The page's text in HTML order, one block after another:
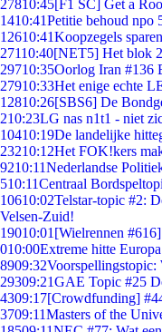
27810:45[F1 SC] Get a
1410:41Petitie behoud npo
12610:41Koopzegels
27110:40[NET5] Het blok
29710:35Oorlog Iran #136
27910:33Het enige echte
12810:26[SBS6] De
210:23LG nas n1t1 - niet
10410:19De landelijke
23210:12Het FOK!kers
9210:11Nederlandse
510:11Centraal
10610:02Telstar-topic #2:
Velsen-Zuid!
19010:01 [Wielrennen
010:00Extreme hitte
8909:32Voorspellingstopic:
29309:21GAE Topic #25
4309:17[Crowdfunding]
3709:11Masters of the